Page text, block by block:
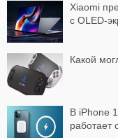
Xiaomi
с OLED-
Какой
В iPhone
работает